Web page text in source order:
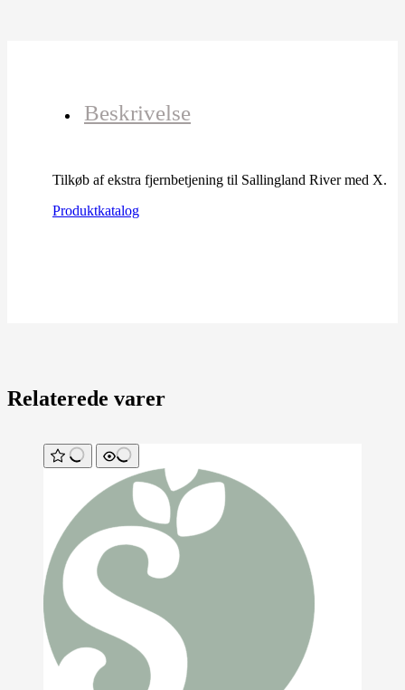
Beskrivelse
Tilkøb af ekstra fjernbetjening til Sallingland River med X.
Produktkatalog
Relaterede varer